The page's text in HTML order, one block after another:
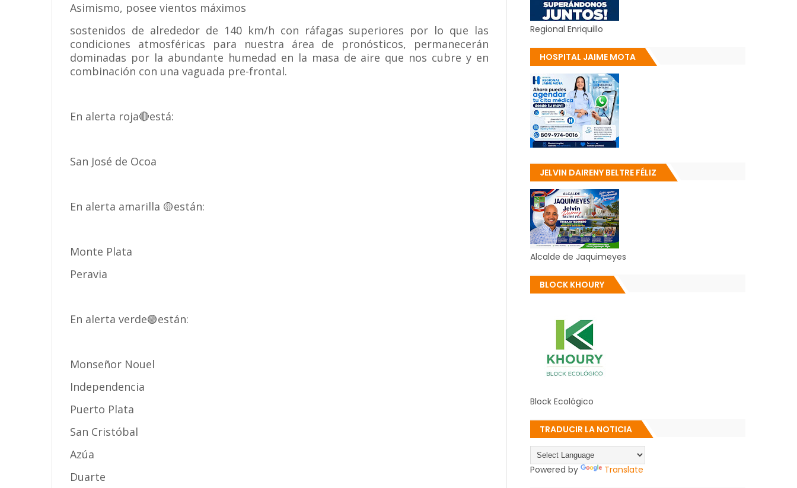
Asimismo, posee vientos máximos
sostenidos de alrededor de 140 km/h con ráfagas superiores por lo que las
condiciones atmosféricas para nuestra área de pronósticos, permanecerán
dominadas por la abundante humedad en la masa de aire que nos cubre y en
combinación con una vaguada pre-frontal.
En alerta roja🔴está:
San José de Ocoa
En alerta amarilla 🟡están:
Monte Plata
Peravia
En alerta verde🟢están:
Monseñor Nouel
Independencia
Puerto Plata
San Cristóbal
Azúa
Duarte
Regional Enriquillo
HOSPITAL JAIME MOTA
JELVIN DAIRENY BELTRE FÉLIZ
Alcalde de Jaquimeyes
BLOCK KHOURY
Block Ecológico
TRADUCIR LA NOTICIA
Powered by Translate